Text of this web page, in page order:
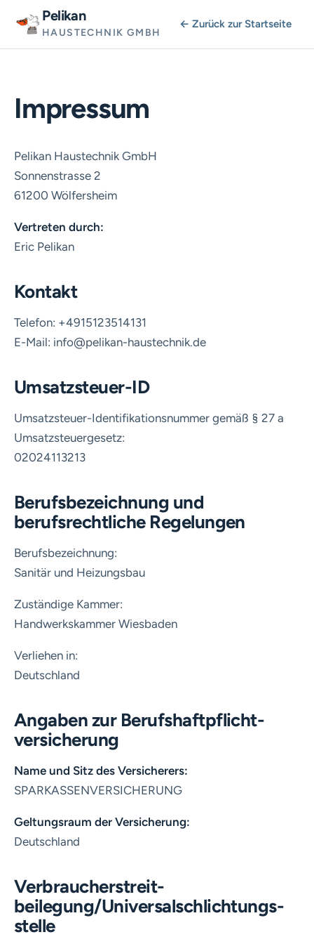
Pelikan
HAUSTECHNIK GMBH
← Zurück zur Startseite
Impressum
Pelikan Haustechnik GmbH
Sonnenstrasse 2
61200 Wölfersheim
Vertreten durch:
Eric Pelikan
Kontakt
Telefon: +4915123514131
E-Mail: info@pelikan-haustechnik.de
Umsatzsteuer-ID
Umsatzsteuer-Identifikationsnummer gemäß § 27 a
Umsatzsteuergesetz:
02024113213
Berufsbezeichnung und
berufsrechtliche Regelungen
Berufsbezeichnung:
Sanitär und Heizungsbau
Zuständige Kammer:
Handwerkskammer Wiesbaden
Verliehen in:
Deutschland
Angaben zur Berufs­haftpflicht­
versicherung
Name und Sitz des Versicherers:
SPARKASSENVERSICHERUNG
Geltungsraum der Versicherung:
Deutschland
Verbraucher­streit­
beilegung/Universal­schlichtungs­
stelle